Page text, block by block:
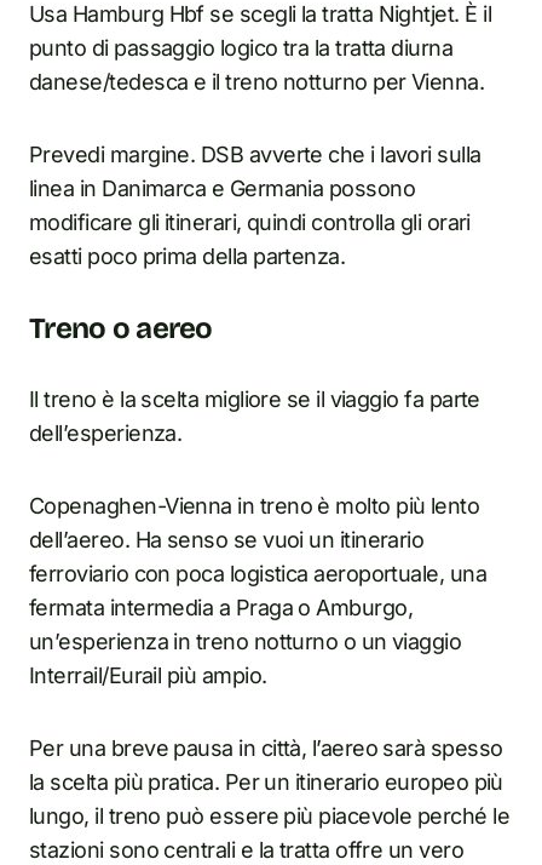
Usa Hamburg Hbf se scegli la tratta Nightjet. È il
punto di passaggio logico tra la tratta diurna
danese/tedesca e il treno notturno per Vienna.
Prevedi margine. DSB avverte che i lavori sulla
linea in Danimarca e Germania possono
modificare gli itinerari, quindi controlla gli orari
esatti poco prima della partenza.
Treno o aereo
Il treno è la scelta migliore se il viaggio fa parte
dell’esperienza.
Copenaghen-Vienna in treno è molto più lento
dell’aereo. Ha senso se vuoi un itinerario
ferroviario con poca logistica aeroportuale, una
fermata intermedia a Praga o Amburgo,
un’esperienza in treno notturno o un viaggio
Interrail/Eurail più ampio.
Per una breve pausa in città, l’aereo sarà spesso
la scelta più pratica. Per un itinerario europeo più
lungo, il treno può essere più piacevole perché le
stazioni sono centrali e la tratta offre un vero